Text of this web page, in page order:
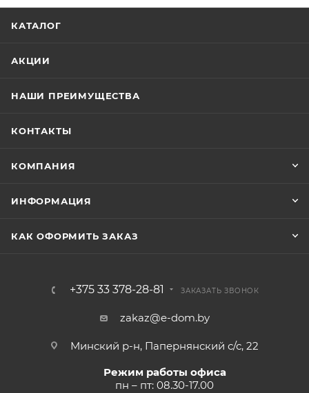
КАТАЛОГ
АКЦИИ
НАШИ ПРЕИМУЩЕСТВА
КОНТАКТЫ
КОМПАНИЯ
ИНФОРМАЦИЯ
КАК ОФОРМИТЬ ЗАКАЗ
+375 33 378-28-81 ЗАКАЗАТЬ ЗВОНОК
zakaz@e-dom.by
Минский р-н, Папернянский с/с, 22
Режим работы офиса
пн – пт: 08.30-17.00